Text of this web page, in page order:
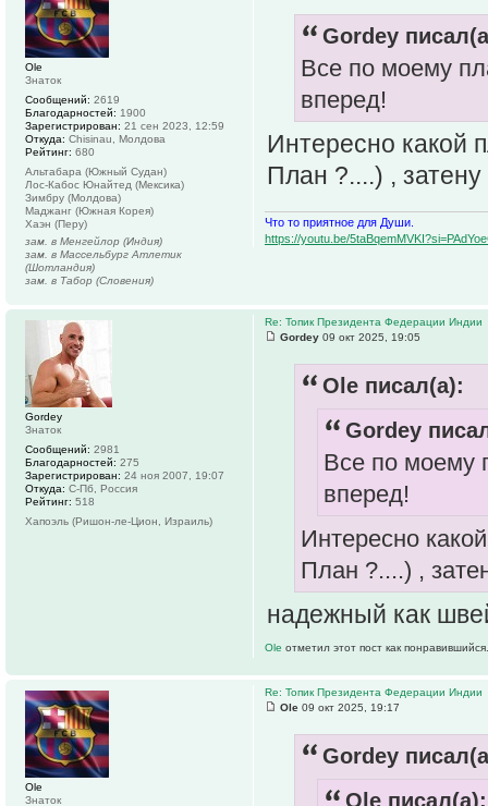
Gordey
Все по моему
вперед!
Интересно какой
План ?....) ,
Что то приятное для Души.
https://youtu.be/
Ole
Знаток
Сообщений: 2619
Благодарностей: 1900
Зарегистрирован: 21 сен 2023, 12:59
Откуда: Chisinau, Молдова
Рейтинг: 680
Альтабара (Южный Судан)
Лос-Кабос Юнайтед (Мексика)
Зимбру (Молдова)
Маджанг (Южная Корея)
Хаэн (Перу)
зам. в Менгейлор (Индия)
зам. в Массельбург Атлетик
(Шотландия)
зам. в Табор (Словения)
Re: Топик Президента Федерации Индии
Gordey 09 окт 2025, 19:05
Ole писал(а):
Gordey
Все по моему
вперед!
Интересно
План ?....) ,
надежный как
Ole отметил этот пост как понравившийся.
Gordey
Знаток
Сообщений: 2981
Благодарностей: 275
Зарегистрирован: 24 ноя 2007, 19:07
Откуда: С-Пб, Россия
Рейтинг: 518
Хапоэль (Ришон-ле-Цион, Израиль)
Re: Топик Президента Федерации Индии
Ole 09 окт 2025, 19:17
Gordey
Ole писал(а):
Ole
Знаток